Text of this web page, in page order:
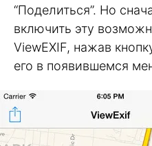
“Поделиться”. Но
включить эту
ViewEXIF, нажав
его в появившемся